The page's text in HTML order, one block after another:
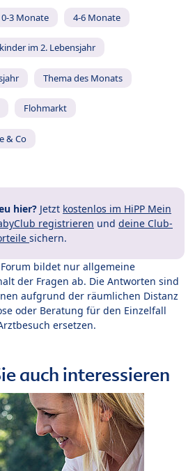
0-3 Monate 4-6 Monate
im 2. Lebensjahr
Thema des Monats
Flohmarkt
& Co
hier? Jetzt kostenlos im HiPP Mein
registrieren und deine Club-
sichern.
bildet nur allgemeine
der Fragen ab. Die Antworten sind
aufgrund der räumlichen Distanz
oder Beratung für den Einzelfall
ersetzen.
auch interessieren